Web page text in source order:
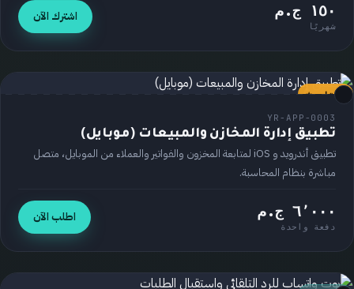
١٥٠ ج.م
شهريًا
اشترك الآن
تطبيق
مُختار ⭐
YR-APP-0003
تطبيق إدارة المخازن والمبيعات (موبايل)
تطبيق أندرويد و iOS لمتابعة المخزون والفواتير والعملاء من الموبايل، متصل
مباشرة بنظام المحاسبة.
٦٬٠٠٠ ج.م
دفعة واحدة
اطلب الآن